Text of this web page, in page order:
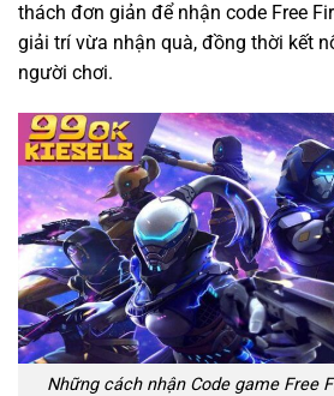
thách đơn giản để nhận code Free
giải trí vừa nhận quà, đồng thời kết
người chơi.
Những cách nhận Code game Free